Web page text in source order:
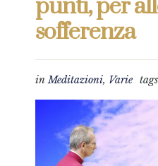
punti, per
sofferenza
inMeditazioni, Varie tags